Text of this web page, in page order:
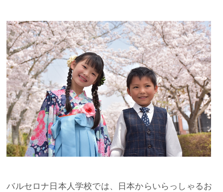
バルセロナ日本人学校では、日本からいらっしゃるお